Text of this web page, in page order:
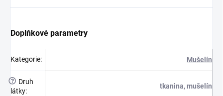
Doplňkové parametry
Kategorie: Mušelín
?
Druh
látky:
tkanina, mušelín